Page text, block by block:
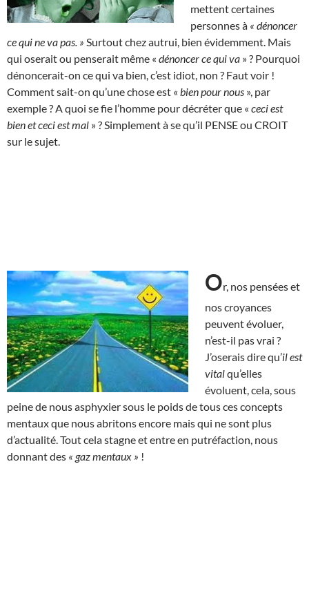
mettent certaines
personnes à « dénoncer
ce qui ne va pas. » Surtout chez autrui, bien évidemment. Mais
qui oserait ou penserait même « dénoncer ce qui va » ? Pourquoi
dénoncerait-on ce qui va bien, c’est idiot, non ? Faut voir !
Comment sait-on qu’une chose est « bien pour nous », par
exemple ? A quoi se fie l’homme pour décréter que « ceci est
bien et ceci est mal » ? Simplement à se qu’il PENSE ou CROIT
sur le sujet.
Or, nos pensées et
nos croyances
peuvent évoluer,
n’est-il pas vrai ?
J’oserais dire qu’il est
vitalqu’elles
évoluent, cela, sous
peine de nous asphyxier sous le poids de tous ces concepts
mentaux que nous abritons encore mais qui ne sont plus
d’actualité. Tout cela stagne et entre en putréfaction, nous
donnant des « gaz mentaux » !